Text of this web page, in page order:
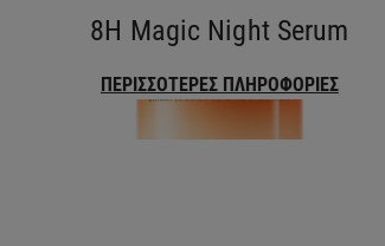
8H Magic Night Serum
ΠΕΡΙΣΣΌΤΕΡΕΣ ΠΛΗΡΟΦΟΡΊΕΣ